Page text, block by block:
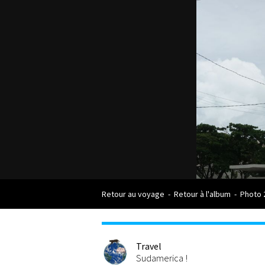
Retour au voyage - Retour à l'album - Photo
Travel
Sudamerica !